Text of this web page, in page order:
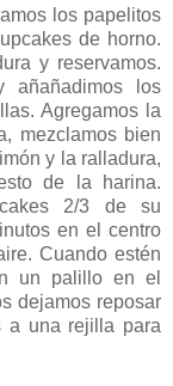
los papelitos
de horno.
y reservamos.
añañadimos los
Agregamos la
mezclamos bien
y la ralladura,
de la harina.
2/3 de su
en el centro
Cuando estén
un palillo en el
dejamos reposar
a una rejilla para